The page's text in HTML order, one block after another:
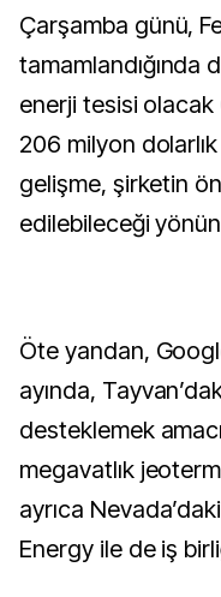
Çarşamba günü,
tamamlandığında
enerji tesisi
206 milyon
gelişme, şirketin
edilebileceği
Öte yandan,
ayında,
desteklemek
megavatlık
ayrıca
Energy ile de iş